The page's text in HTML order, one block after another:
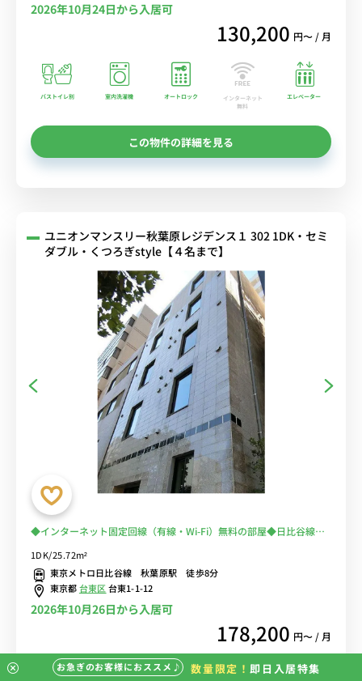
2026年10月24日から入居可
130,200 円〜 / 月
バストイレ別 室内洗濯機 オートロック
インターネット
無料
エレベーター
この物件の詳細を見る
ユニオンマンスリー秋葉原レジデンス１ 302 1DK・セミ
ダブル・くつろぎstyle【４名まで】
◆インターネット固定回線（有線・Wi-Fi）無料の部屋◆日比谷線
機」。2口コンロあり
1DK/25.72m²
東京メトロ日比谷線 秋葉原駅 徒歩8分
東京都台東区台東1-1-12
2026年10月26日から入居可
178,200 円〜 / 月
お急ぎのお客様におススメ♪ 数量限定！ 即日入居特集